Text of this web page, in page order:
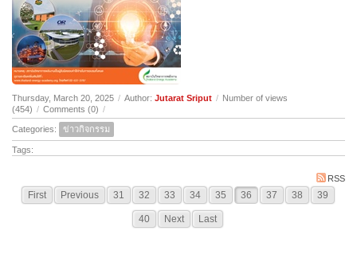
Thursday, March 20, 2025 / Author: Jutarat Sriput / Number of views
(454) / Comments (0) /
Categories: ข่าวกิจกรรม
Tags:
RSS
First Previous 31 32 33 34 35 36 37 38 39
40 Next Last